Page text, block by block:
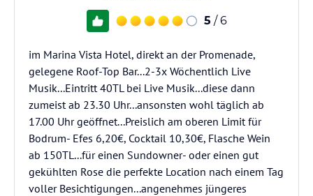
5 / 6
im Marina Vista Hotel, direkt an der Promenade,
gelegene Roof-Top Bar...2-3x Wöchentlich Live
Musik...Eintritt 40TL bei Live Musik...diese dann
zumeist ab 23.30 Uhr...ansonsten wohl täglich ab
17.00 Uhr geöffnet...Preislich am oberen Limit für
Bodrum- Efes 6,20€, Cocktail 10,30€, Flasche Wein
ab 150TL...für einen Sundowner- oder einen gut
gekühlten Rose die perfekte Location nach einem Tag
voller Besichtigungen...angenehmes jüngeres